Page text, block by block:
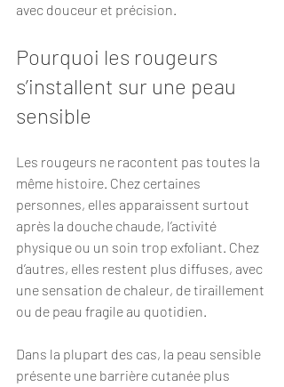
avec douceur et précision.
Pourquoi les rougeurs
s’installent sur une peau
sensible
Les rougeurs ne racontent pas toutes la
même histoire. Chez certaines
personnes, elles apparaissent surtout
après la douche chaude, l’activité
physique ou un soin trop exfoliant. Chez
d’autres, elles restent plus diffuses, avec
une sensation de chaleur, de tiraillement
ou de peau fragile au quotidien.
Dans la plupart des cas, la peau sensible
présente une barrière cutanée plus